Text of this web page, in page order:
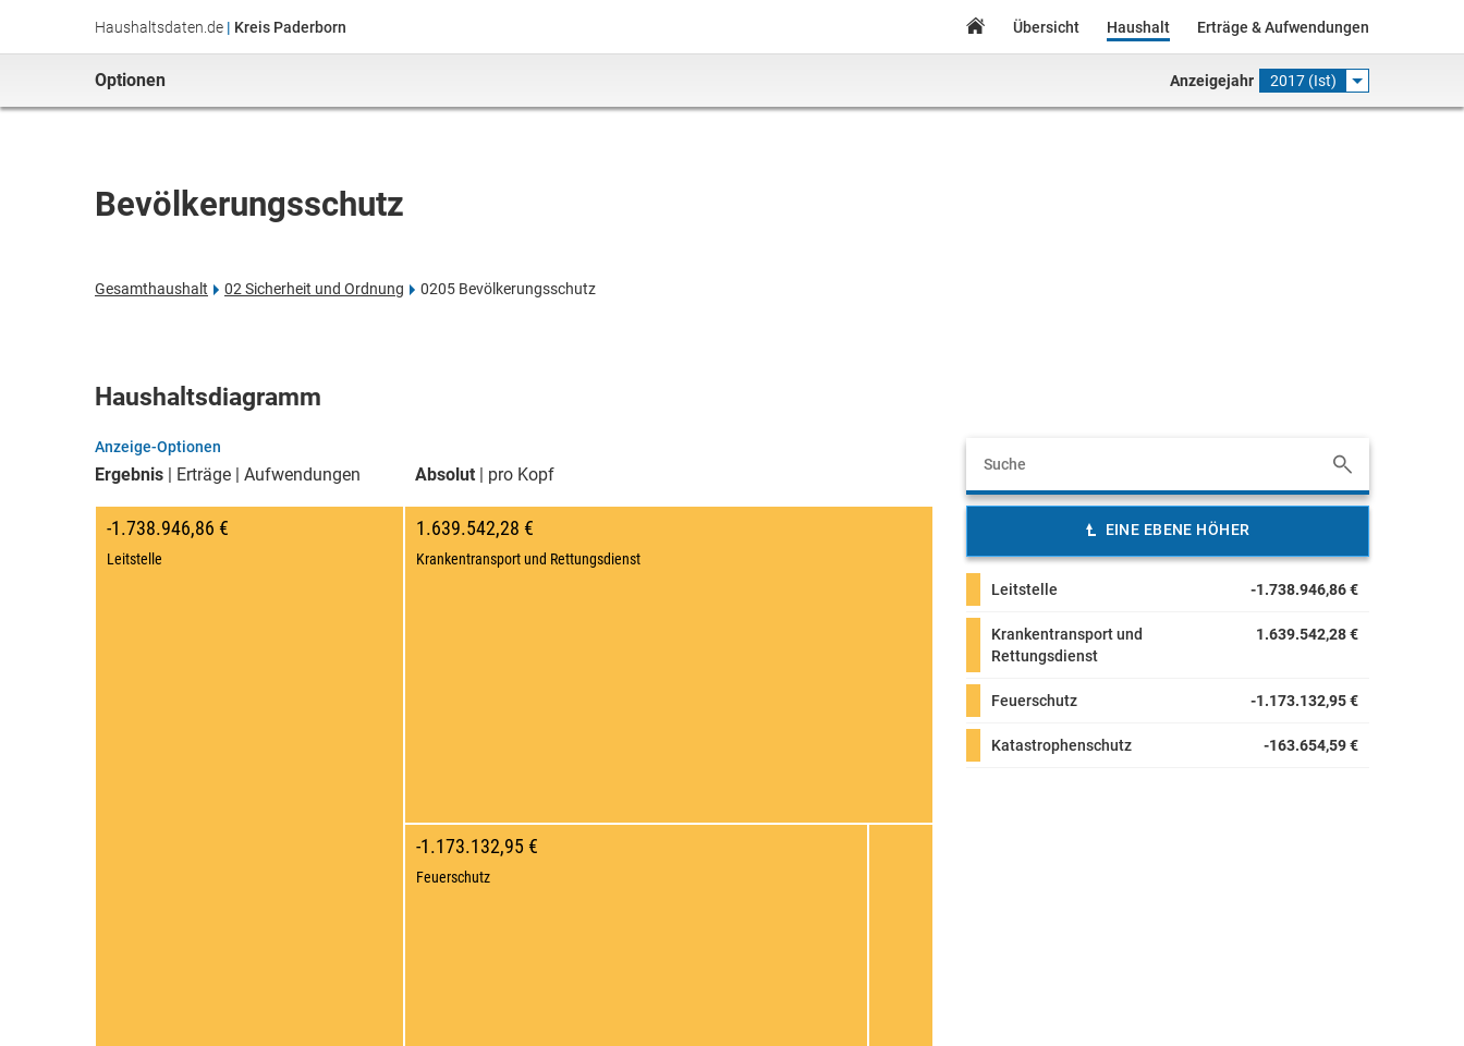
Haushaltsdaten.de | Kreis Paderborn Übersicht Haushalt Erträge & Aufwendungen
Optionen Anzeigejahr 2017 (Ist)
Bevölkerungsschutz
Gesamthaushalt 02 Sicherheit und Ordnung 0205 Bevölkerungsschutz
Haushaltsdiagramm
Anzeige-Optionen
Ergebnis Erträge Aufwendungen Absolut pro Kopf
-1.738.946,86 €
Leitstelle
1.639.542,28 €
Krankentransport und Rettungsdienst
-1.173.132,95 €
Feuerschutz
EINE EBENE HÖHER
Leitstelle -1.738.946,86 €
Krankentransport und
Rettungsdienst
1.639.542,28 €
Feuerschutz -1.173.132,95 €
Katastrophenschutz -163.654,59 €